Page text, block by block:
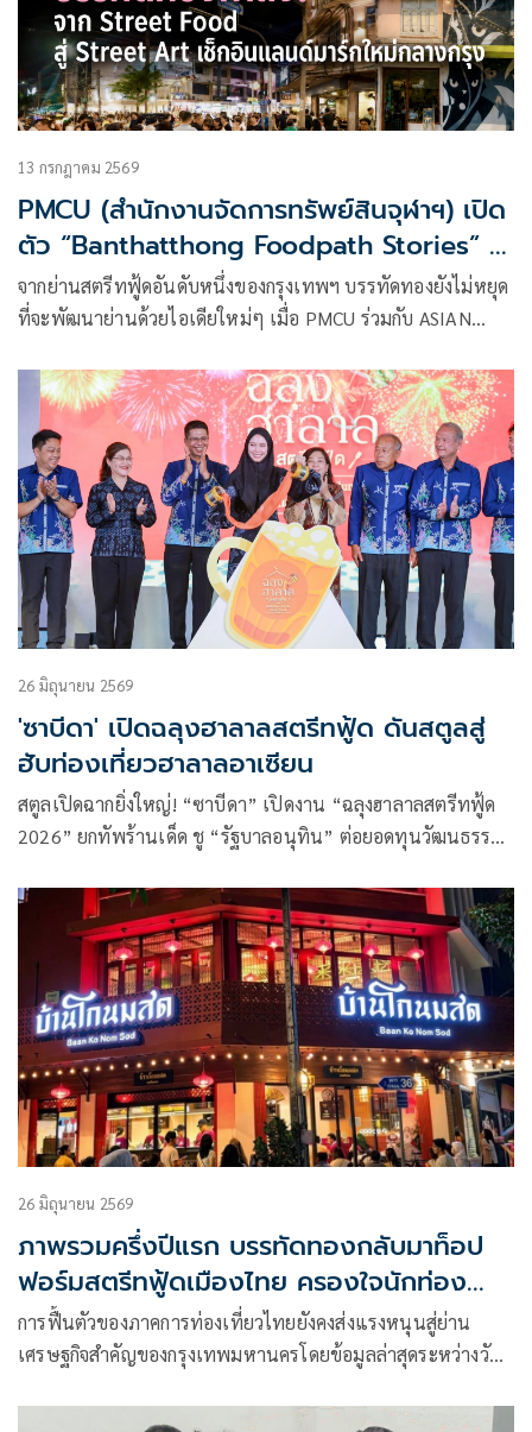
13 กรกฎาคม 2569
PMCU (สำนักงานจัดการทรัพย์สินจุฬาฯ) เปิด
ตัว “Banthatthong Foodpath Stories” ใช้
พลัง Street Art เปลี่ยนบรรทัดทองสู่
Street Food & Art Destination ชวนผู้คน
Treasures ที่ซ่อนอยู่ตามตรอกซอกซอย
จากย่านสตรีทฟู้ดอันดับหนึ่งของกรุงเทพฯ บรรทัดทองยังไม่หยุด
ที่จะพัฒนาย่านด้วยไอเดียใหม่ๆ เมื่อ PMCU ร่วมกับ ASIAN
26 มิถุนายน 2569
'ซาบีดา' เปิดฉลุงฮาลาลสตรีทฟู้ด ดันสตูลสู่
ฮับท่องเที่ยวฮาลาลอาเซียน
สตูลเปิดฉากยิ่งใหญ่! “ซาบีดา” เปิดงาน “ฉลุงฮาลาลสตรีทฟู้ด
2026” ยกทัพร้านเด็ด ชู “รัฐบาลอนุทิน” ต่อยอดทุนวัฒนธรรม
26 มิถุนายน 2569
ภาพรวมครึ่งปีแรก บรรทัดทองกลับมาท็อป
ฟอร์มสตรีทฟู้ดเมืองไทย ครองใจนักท่อง
เที่ยวร้านดังทั่วไทยปักหมุดเปิดร้านต่อเนื่อง
การฟื้นตัวของภาคการท่องเที่ยวไทยยังคงส่งแรงหนุนสู่ย่าน
เศรษฐกิจสำคัญของกรุงเทพมหานครโดยข้อมูลล่าสุดระหว่างวัน
ต่างชาติเดินทางเข้าประเทศสะสมกว่า 15.45 ล้านคน ส่งผลให้